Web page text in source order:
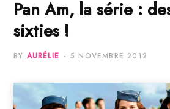
Pan Am, la série :
sixties !
BY AURÉLIE 5 NOVEMBRE 2012